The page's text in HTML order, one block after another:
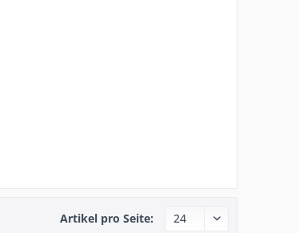
Artikel pro Seite: